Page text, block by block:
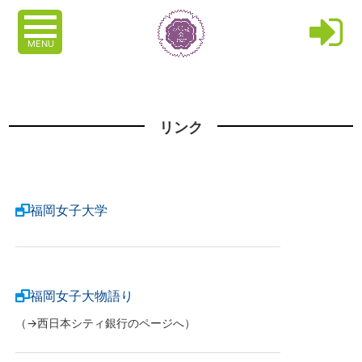
MENU
リンク
福岡女子大学
福岡女子大物語り
（→西日本シティ銀行のページへ）